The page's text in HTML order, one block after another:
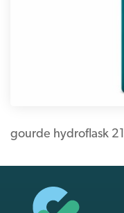
gourde hydroflask